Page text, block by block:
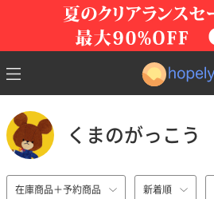
くまのがっこう
在庫商品＋予約商品 新着順